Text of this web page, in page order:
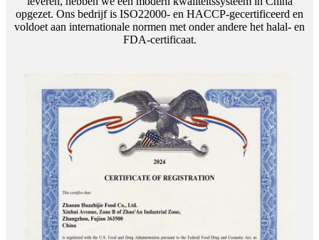
opgezet. Ons bedrijf is ISO22000- en HACCP-gecertificeerd en
voldoet aan internationale normen met onder andere het halal- en
FDA-certificaat.